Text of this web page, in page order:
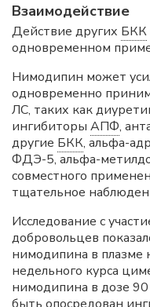
Взаимодействие
Действие других БКК
одновременном
Нимодипин может
одновременно
ЛС, таких как
ингибиторы АПФ,
другие БКК, альфа-
ФДЭ-5, альфа-
совместного
тщательное
Исследование с
добровольцев
нимодипина в плазме
недельного курса
нимодипина в дозе
быть опосредован